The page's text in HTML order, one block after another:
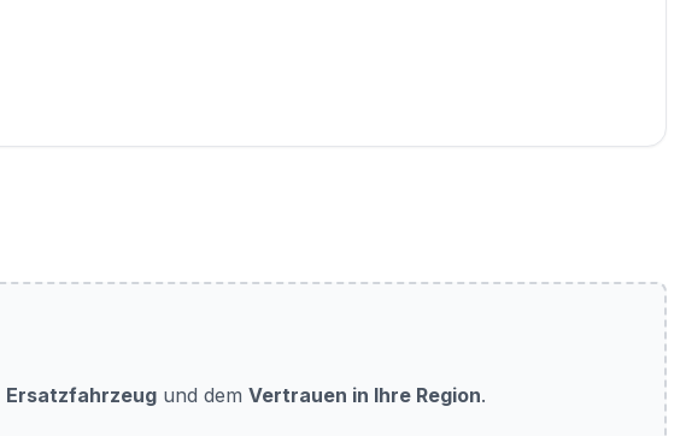
Ersatzfahrzeug und dem Vertrauen in Ihre Region.